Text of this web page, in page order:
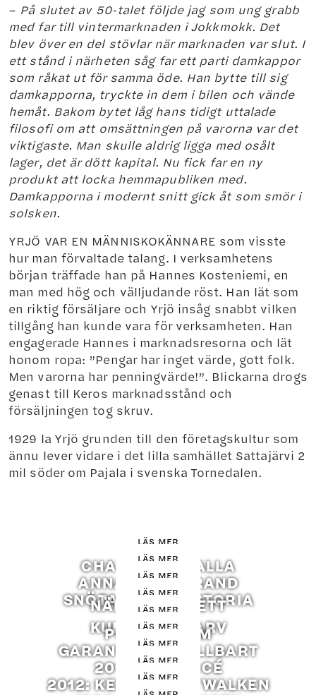
– På slutet av 50-talet följde jag som ung grabb
med far till vintermarknaden i Jokkmokk. Det
blev över en del stövlar när marknaden var slut. I
ett stånd i närheten såg far ett parti damkappor
som råkat ut för samma öde. Han bytte till sig
damkapporna, tryckte in dem i bilen och vände
hemåt. Bakom bytet låg hans tidigt uttalade
filosofi om att omsättningen på varorna var det
viktigaste. Man skulle aldrig ligga med osålt
lager, det är dött kapital. Nu fick far en ny
produkt att locka hemmapubliken med.
Damkapporna i modernt snitt gick åt som smör i
solsken.
YRJÖ VAR EN MÄNNISKOKÄNNARE som visste
hur man förvaltade talang. I verksamhetens
början träffade han på Hannes Kosteniemi, en
man med hög och välljudande röst. Han lät som
en riktig försäljare och Yrjö insåg snabbt vilken
tillgång han kunde vara för verksamheten. Han
engagerade Hannes i marknadsresorna och lät
honom ropa: ”Pengar har inget värde, gott folk.
Men varorna har penningvärde!”. Blickarna drogs
genast till Keros marknadsstånd och
försäljningen tog skruv.
1929 la Yrjö grunden till den företagskultur som
ännu lever vidare i det lilla samhället Sattajärvi 2
mil söder om Pajala i svenska Tornedalen.
CHARLOTTE KALLA
LÄS MER
ANNA LENGSTRAND
LÄS MER
SNÖTASSENS HISTORIA
LÄS MER
NÄBBSKOR - ETT
KULTURELLT ARV
LÄS MER
PETRA MALM
LÄS MER
GARANTERAT HÅLLBART
LÄS MER
2012: NY SUCCÉ
LÄS MER
2012: KERO PÅ CATWALKEN
LÄS MER
LÄS MER